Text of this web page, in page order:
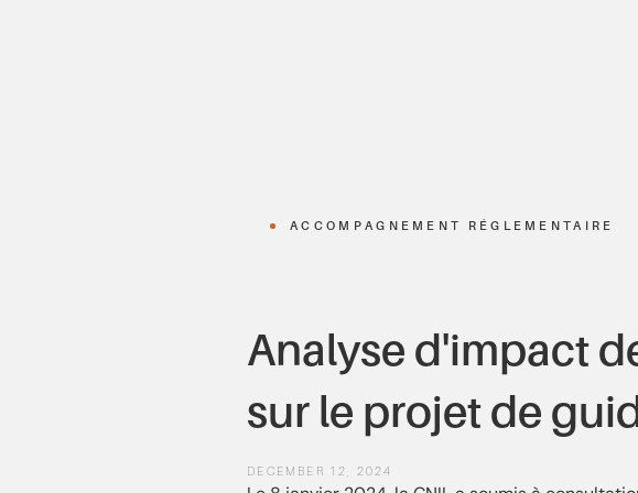
ACCOMPAGNEMENT RÉGLEMENTAIRE
Analyse d'impact
sur le projet de
DECEMBER 12, 2024